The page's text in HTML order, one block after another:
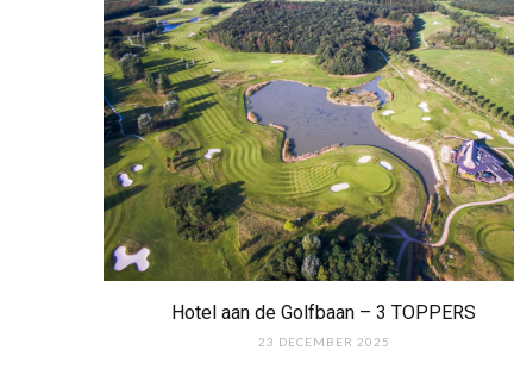
Hotel aan de Golfbaan – 3 TOPPERS
23 DECEMBER 2025